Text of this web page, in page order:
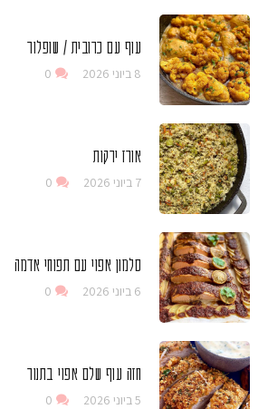
עוף עם כרובית / שופלור
8 ביוני 2026 0
אורז ירקות
7 ביוני 2026 0
סלמון אפוי עם תפוחי אדמה
6 ביוני 2026 0
חזה עוף שלם אפוי בתנור
5 ביוני 2026 0